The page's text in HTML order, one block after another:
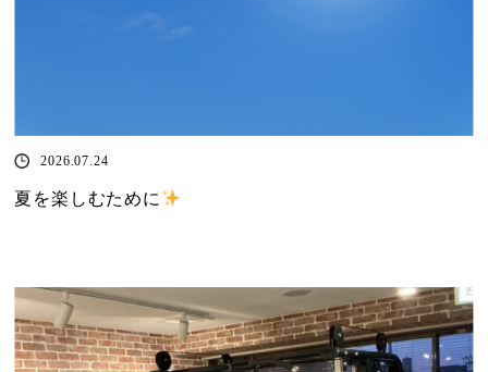
2026.07.24
夏を楽しむために